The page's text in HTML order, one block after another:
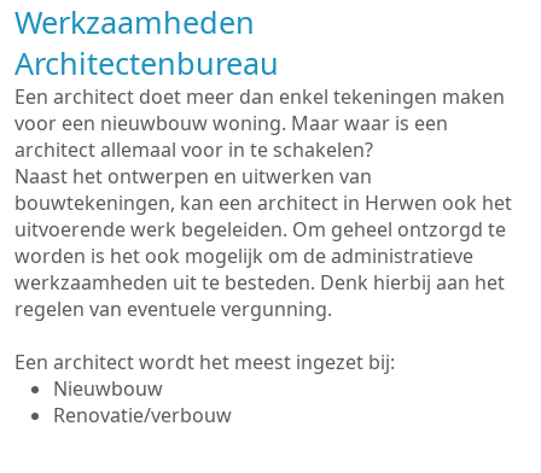
Werkzaamheden
Architectenbureau
Een architect doet meer dan enkel tekeningen maken
voor een nieuwbouw woning. Maar waar is een
architect allemaal voor in te schakelen?
Naast het ontwerpen en uitwerken van
bouwtekeningen, kan een architect in Herwen ook het
uitvoerende werk begeleiden. Om geheel ontzorgd te
worden is het ook mogelijk om de administratieve
werkzaamheden uit te besteden. Denk hierbij aan het
regelen van eventuele vergunning.
Een architect wordt het meest ingezet bij:
Nieuwbouw
Renovatie/verbouw